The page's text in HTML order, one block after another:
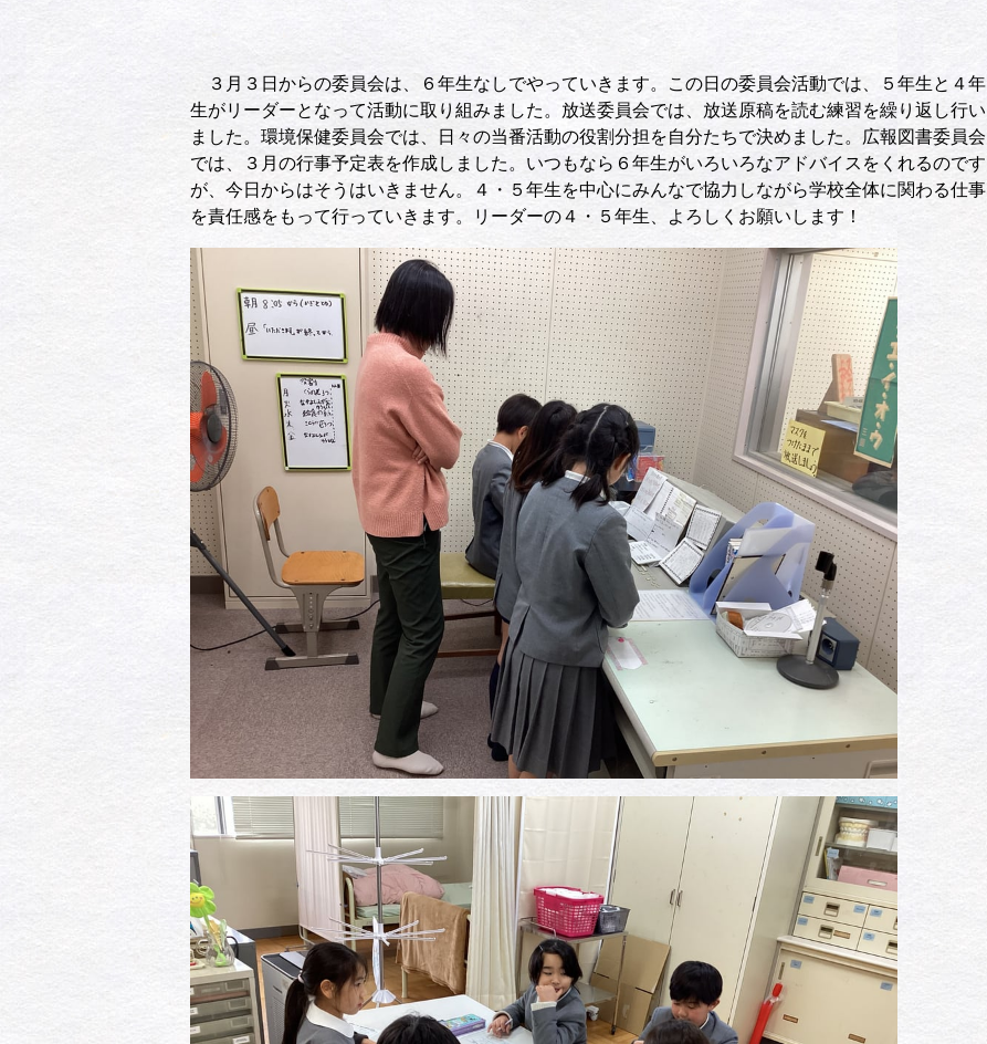
３月３日からの委員会は、６年生なしでやっていきます。この日の委員会活動では、５年生と４年
生がリーダーとなって活動に取り組みました。放送委員会では、放送原稿を読む練習を繰り返し行い
ました。環境保健委員会では、日々の当番活動の役割分担を自分たちで決めました。広報図書委員会
では、３月の行事予定表を作成しました。いつもなら６年生がいろいろなアドバイスをくれるのです
が、今日からはそうはいきません。４・５年生を中心にみんなで協力しながら学校全体に関わる仕事
を責任感をもって行っていきます。リーダーの４・５年生、よろしくお願いします！